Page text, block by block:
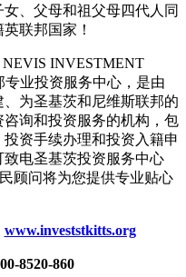
、父母和祖父母四代人同
联邦国家！
INVESTMENT
专业投资服务中心，是由
为圣基茨和尼维斯联邦的
询和投资服务的机构，包
资手续办理和投资入籍申
电圣基茨投资服务中心
顾问将为您提供专业贴心
www.investstkitts.org
8520-860